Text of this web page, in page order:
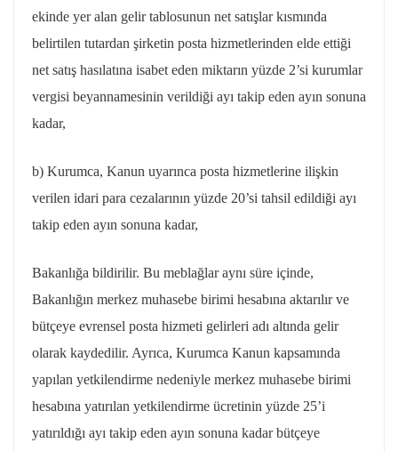
ekinde yer alan gelir tablosunun net satışlar kısmında
belirtilen tutardan şirketin posta hizmetlerinden elde ettiği
net satış hasılatına isabet eden miktarın yüzde 2’si kurumlar
vergisi beyannamesinin verildiği ayı takip eden ayın sonuna
kadar,
b) Kurumca, Kanun uyarınca posta hizmetlerine ilişkin
verilen idari para cezalarının yüzde 20’si tahsil edildiği ayı
takip eden ayın sonuna kadar,
Bakanlığa bildirilir. Bu meblağlar aynı süre içinde,
Bakanlığın merkez muhasebe birimi hesabına aktarılır ve
bütçeye evrensel posta hizmeti gelirleri adı altında gelir
olarak kaydedilir. Ayrıca, Kurumca Kanun kapsamında
yapılan yetkilendirme nedeniyle merkez muhasebe birimi
hesabına yatırılan yetkilendirme ücretinin yüzde 25’i
yatırıldığı ayı takip eden ayın sonuna kadar bütçeye